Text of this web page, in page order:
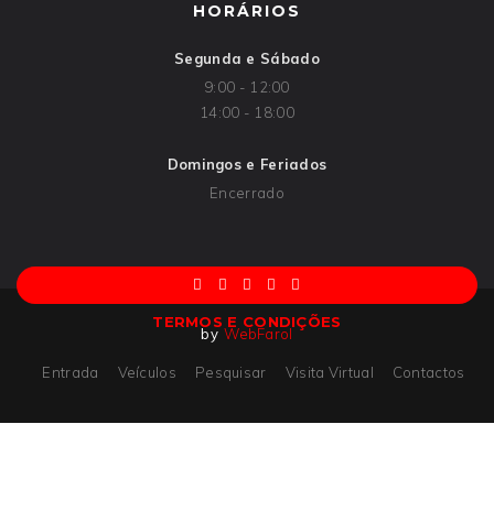
HORÁRIOS
Segunda e Sábado
9:00 - 12:00
14:00 - 18:00
Domingos e Feriados
Encerrado
TERMOS E CONDIÇÕES
byWebFarol
Entrada Veículos Pesquisar Visita Virtual Contactos